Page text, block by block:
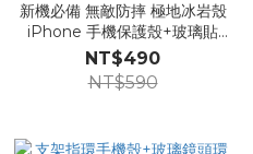
新機必備 無敵防摔 極地冰岩殼
iPhone 手機保護殼+玻璃貼
Londonimg【K50s】
NT$490
NT$590